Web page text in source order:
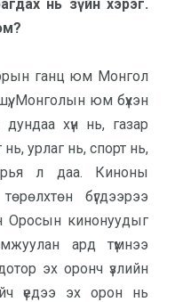
нь зүйн хэ­рэг.
ганц юм Монгол
Монголын юм бү­хэн
хүн нь, газар
урлаг нь, спорт нь,
л даа. Киноны
бүгдээрээ
Оросын кинонуудыг
ард түмнээ
эх оронч үзлийн
үедээ эх орон нь